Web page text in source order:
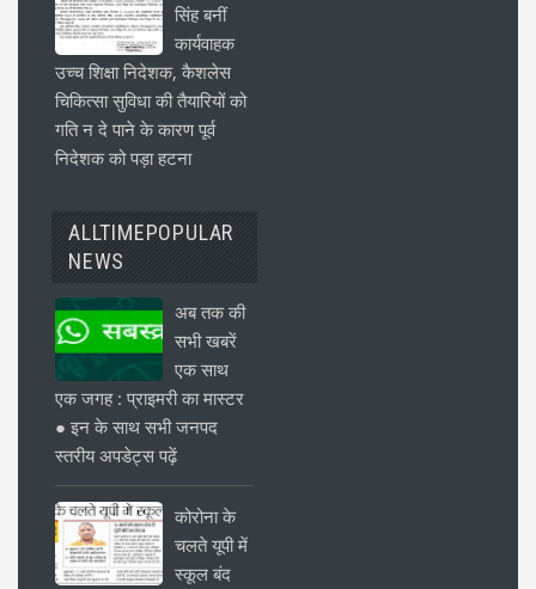
सिंह बनीं
कार्यवाहक
उच्च शिक्षा निदेशक, कैशलेस
चिकित्सा सुविधा की तैयारियों को
गति न दे पाने के कारण पूर्व
निदेशक को पड़ा हटना
ALLTIMEPOPULAR
NEWS
अब तक की
सभी खबरें
एक साथ
एक जगह : प्राइमरी का मास्टर
● इन के साथ सभी जनपद
स्तरीय अपडेट्स पढ़ें
कोरोना के
चलते यूपी में
स्कूल बंद